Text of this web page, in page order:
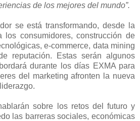
de los mejores del mundo”.
se está transformando, desde la
los consumidores, construcción de
e-commerce, data mining
reputación. Estas serán algunos
durante los días EXMA para
del marketing afronten la nueva
sobre los retos del futuro y
las barreras sociales, económicas